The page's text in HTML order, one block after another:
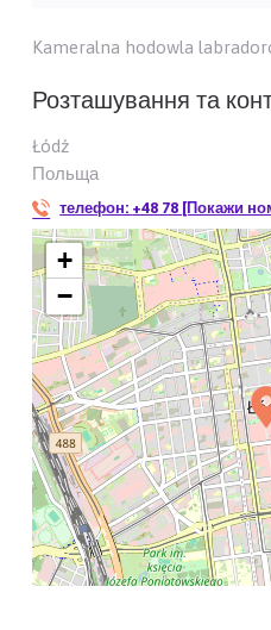
Kameralna hodowla
Розташування та
Łódź
Польща
телефон: +48 78 [Покажи
+
−